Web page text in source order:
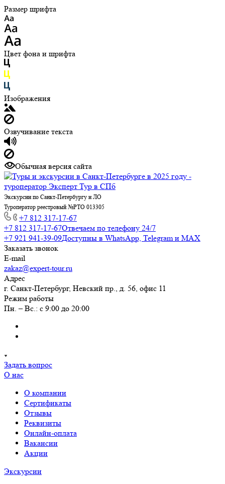
Размер шрифта
Цвет фона и шрифта
Изображения
Озвучивание текста
Обычная версия сайта
Экскурсии по Санкт-Петербургу и ЛО
Туроператор реестровый №РТО 013305
+7 812 317-17-67
+7 812 317-17-67Отвечаем по телефону 24/7
+7 921 941-39-09Доступны в WhatsApp, Telegram и MAX
Заказать звонок
E-mail
zakaz@expert-tour.ru
Адрес
г. Санкт-Петербург, Невский пр., д. 56, офис 11
Режим работы
Пн. – Вс.: с 9:00 до 20:00
Задать вопрос
О нас
О компании
Сертификаты
Отзывы
Реквизиты
Онлайн-оплата
Вакансии
Акции
Экскурсии